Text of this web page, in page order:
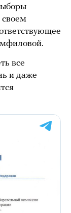
своем
все
и даже